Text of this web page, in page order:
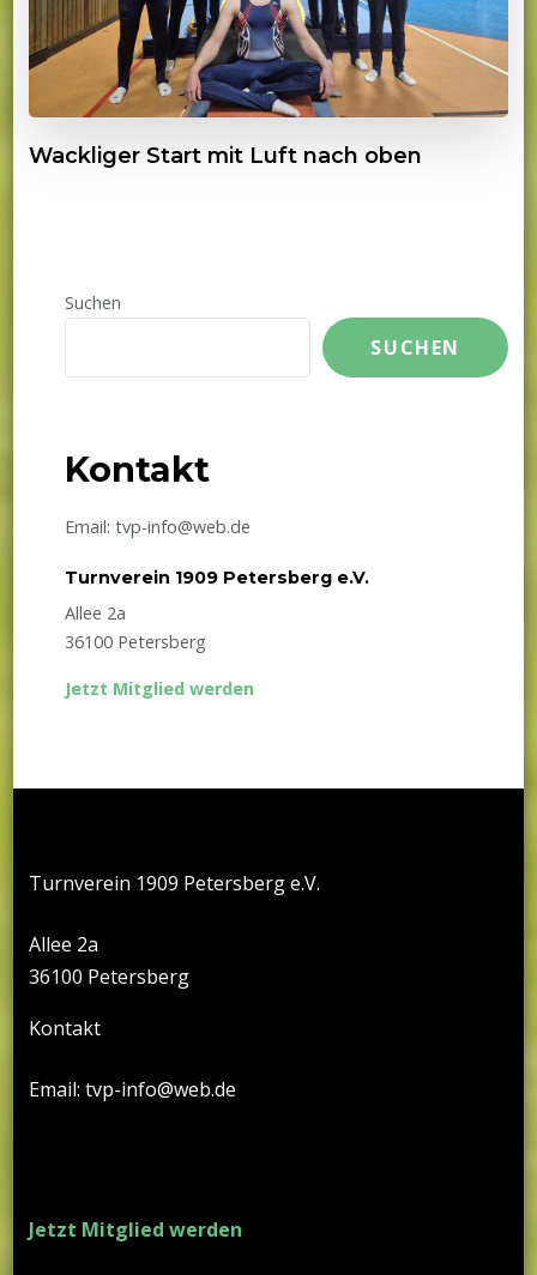
Wackliger Start mit Luft nach oben
Suchen
SUCHEN
Kontakt
Email: tvp-info@web.de
Turnverein 1909 Petersberg e.V.
Allee 2a
36100 Petersberg
Jetzt Mitglied werden
Turnverein 1909 Petersberg e.V.
Allee 2a
36100 Petersberg
Kontakt
Email: tvp-info@web.de
Jetzt Mitglied werden